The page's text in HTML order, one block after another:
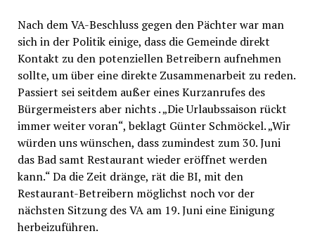
Nach dem VA-Beschluss gegen den Pächter war man
sich in der Politik einige, dass die Gemeinde direkt
Kontakt zu den potenziellen Betreibern aufnehmen
sollte, um über eine direkte Zusammenarbeit zu reden.
Passiert sei seitdem außer eines Kurzanrufes des
Bürgermeisters aber nichts . „Die Urlaubssaison rückt
immer weiter voran“, beklagt Günter Schmöckel. „Wir
würden uns wünschen, dass zumindest zum 30. Juni
das Bad samt Restaurant wieder eröffnet werden
kann.“ Da die Zeit dränge, rät die BI, mit den
Restaurant-Betreibern möglichst noch vor der
nächsten Sitzung des VA am 19. Juni eine Einigung
herbeizuführen.